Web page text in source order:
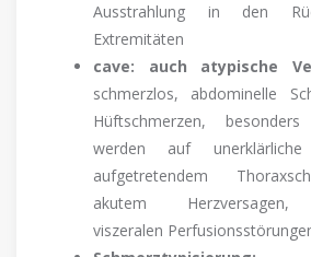
Ausstrahlung in den
Extremitäten
cave: auch atypische
schmerzlos, abdominelle
Hüftschmerzen,
werden auf
aufgetretendem
akutem Herzversagen,
viszeralen